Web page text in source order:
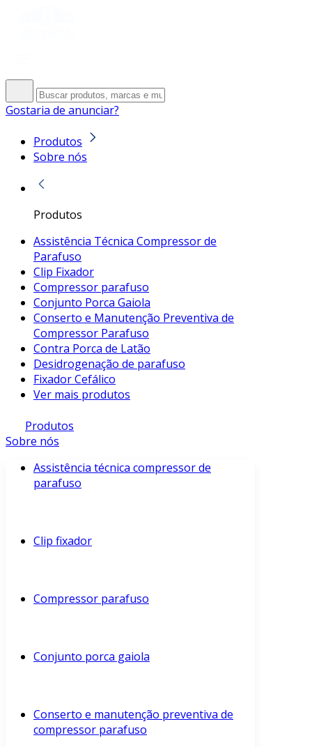
Gostaria de anunciar?
Produtos
Sobre nós
Produtos
Assistência Técnica Compressor de
Parafuso
Clip Fixador
Compressor parafuso
Conjunto Porca Gaiola
Conserto e Manutenção Preventiva de
Compressor Parafuso
Contra Porca de Latão
Desidrogenação de parafuso
Fixador Cefálico
Ver mais produtos
Produtos
Sobre nós
Assistência técnica compressor de
parafuso
Clip fixador
Compressor parafuso
Conjunto porca gaiola
Conserto e manutenção preventiva de
compressor parafuso